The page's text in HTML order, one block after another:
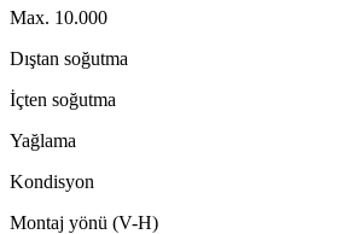
Max. 10.000
Dıştan soğutma
İçten soğutma
Yağlama
Kondisyon
Montaj yönü (V-H)